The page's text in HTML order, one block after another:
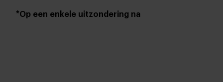
*Op een enkele uitzondering na